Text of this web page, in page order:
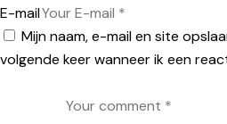
E-mail
Mijn naam, e-mail en site
volgende keer wanneer ik een